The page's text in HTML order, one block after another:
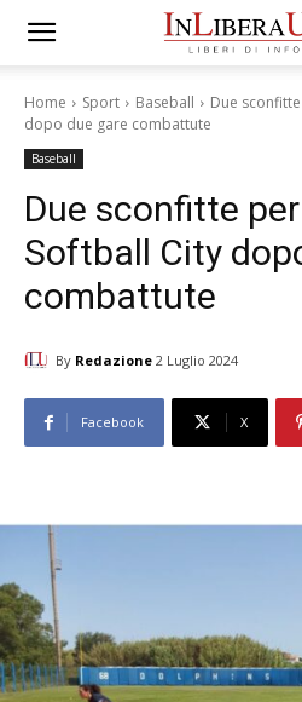
Home Sport Baseball
Due
dopo due gare combattute
Baseball
Due sconfitte
Softball City
combattute
By Redazione 2 Luglio 2024
Facebook X